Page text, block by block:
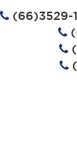
(66)3529-